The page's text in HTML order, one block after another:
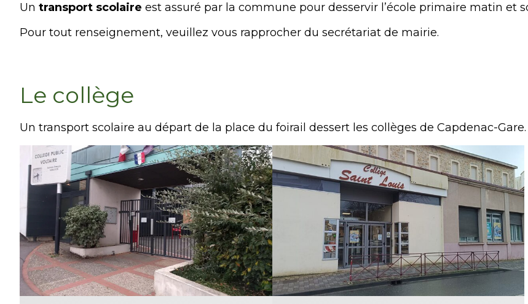
Un transport scolaire est assuré par la commune pour desservir l’école primaire matin et
Pour tout renseignement, veuillez vous rapprocher du secrétariat de mairie.
Le collège
Un transport scolaire au départ de la place du foirail dessert les collèges de Capdenac-Gare.